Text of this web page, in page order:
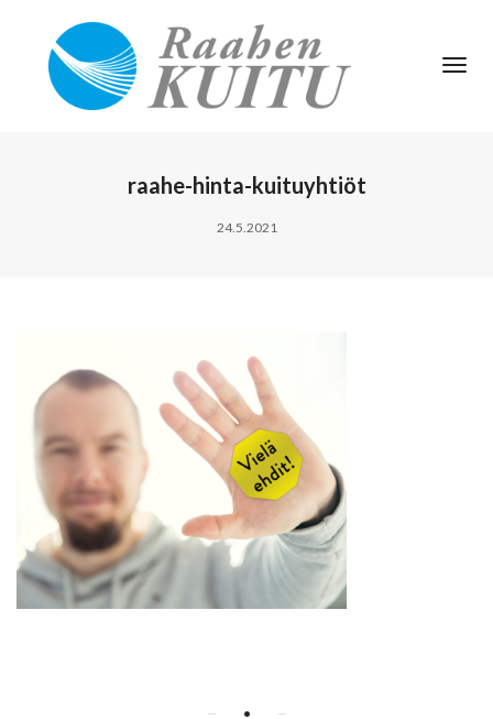
raahe-hinta-kuituyhtiöt
24.5.2021
•